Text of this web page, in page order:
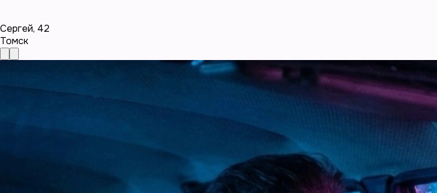
Сергей, 42
Томск